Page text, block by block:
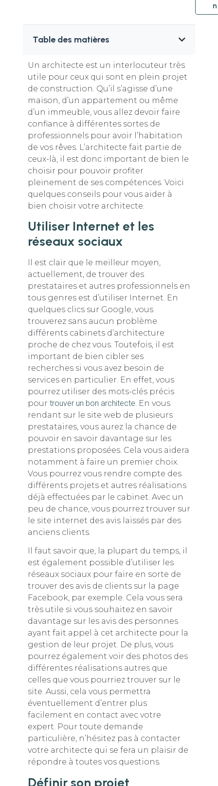
n
Table des matières
Un architecte est un interlocuteur très
utile pour ceux qui sont en plein projet
de construction. Qu’il s’agisse d’une
maison, d’un appartement ou même
d’un immeuble, vous allez devoir faire
confiance à différentes sortes de
professionnels pour avoir l’habitation
de vos rêves. L’architecte fait partie de
ceux-là, il est donc important de bien le
choisir pour pouvoir profiter
pleinement de ses compétences. Voici
quelques conseils pour vous aider à
bien choisir votre architecte.
Utiliser Internet et les
réseaux sociaux
Il est clair que le meilleur moyen,
actuellement, de trouver des
prestataires et autres professionnels en
tous genres est d’utiliser Internet. En
quelques clics sur Google, vous
trouverez sans aucun problème
différents cabinets d’architecture
proche de chez vous. Toutefois, il est
important de bien cibler ses
recherches si vous avez besoin de
services en particulier. En effet, vous
pourrez utiliser des mots-clés précis
pour trouver un bon architecte. En vous
rendant sur le site web de plusieurs
prestataires, vous aurez la chance de
pouvoir en savoir davantage sur les
prestations proposées. Cela vous aidera
notamment à faire un premier choix.
Vous pourrez vous rendre compte des
différents projets et autres réalisations
déjà effectuées par le cabinet. Avec un
peu de chance, vous pourrez trouver sur
le site internet des avis laissés par des
anciens clients.
Il faut savoir que, la plupart du temps, il
est également possible d’utiliser les
réseaux sociaux pour faire en sorte de
trouver des avis de clients sur la page
Facebook, par exemple. Cela vous sera
très utile si vous souhaitez en savoir
davantage sur les avis des personnes
ayant fait appel à cet architecte pour la
gestion de leur projet. De plus, vous
pourrez également voir des photos des
différentes réalisations autres que
celles que vous pourriez trouver sur le
site. Aussi, cela vous permettra
éventuellement d’entrer plus
facilement en contact avec votre
expert. Pour toute demande
particulière, n’hésitez pas à contacter
votre architecte qui se fera un plaisir de
répondre à toutes vos questions.
Définir son projet